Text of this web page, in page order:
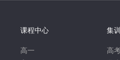
课程中心
高一
集
高